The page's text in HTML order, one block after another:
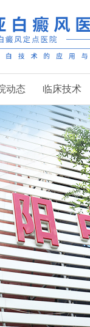
动态 临床技术